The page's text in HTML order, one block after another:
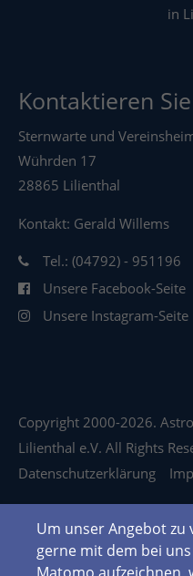
in
Kontaktieren
Sternwarte und
Wührden 17
28865 Lilienthal
Kontakt: Gerald Willems
Tel.: (04792) - 951196
Unsere Facebook-Seite
Unsere Instagram-Seite
Copyright 2000-2026.
Lilienthal e.V. All Rights
Datenschutzerklärung
Um unser Angebot
gerne mit dem bei